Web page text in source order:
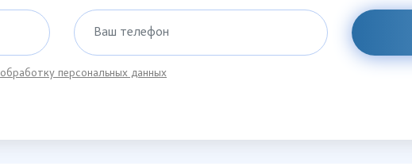
Ваш телефон
обработку персональных данных